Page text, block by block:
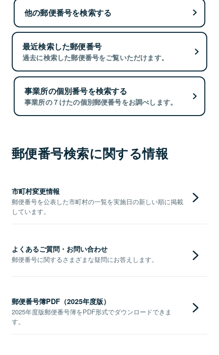
他の郵便番号を検索する
最近検索した郵便番号
過去に検索した郵便番号をご覧いただけます。
事業所の個別番号を検索する
事業所の７けたの個別郵便番号をお調べします。
郵便番号検索に関する情報
市町村変更情報
郵便番号を公表した市町村の一覧を実施日の新しい順に掲載
しています。
よくあるご質問・お問い合わせ
郵便番号に関するさまざまな疑問にお答えします。
郵便番号簿PDF（2025年度版）
2025年度版郵便番号簿をPDF形式でダウンロードできま
す。